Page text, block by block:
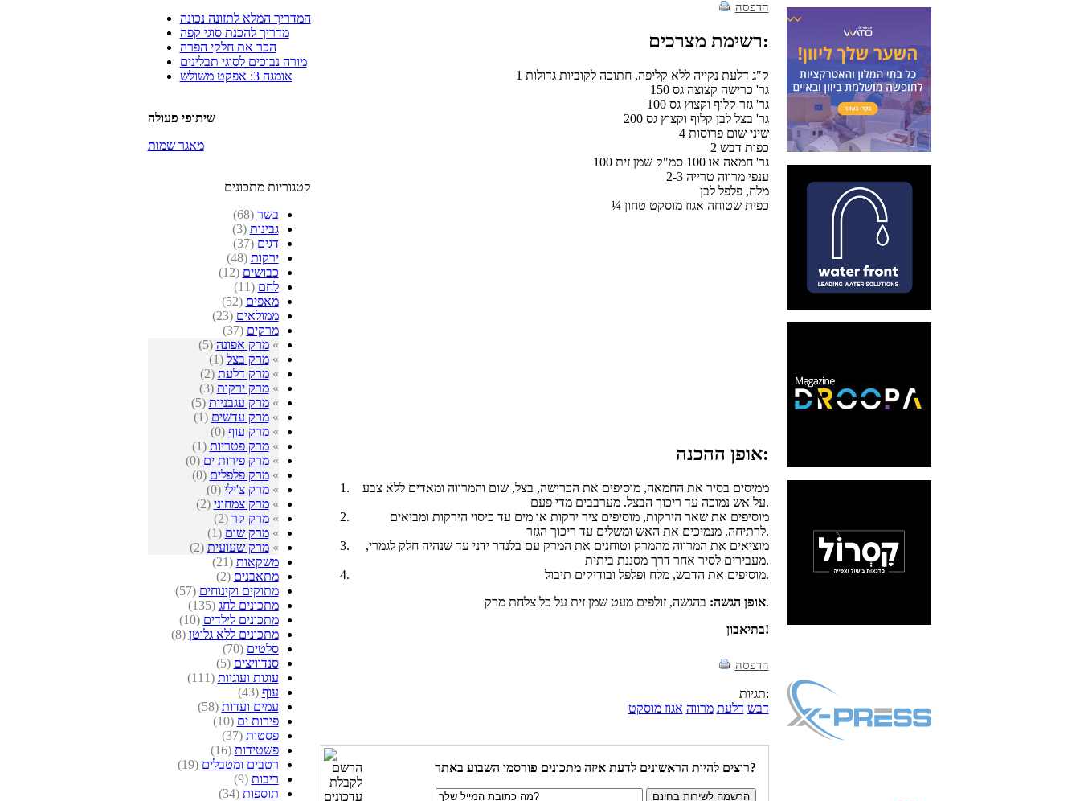
המדריך המלא לתזונה נכונה
מדריך להכנת סוגי קפה
הכר את חלקי הפרה
מורה נבוכים לסוגי תבלינים
אומגה 3: אפקט משולש
שיתופי פעולה
מאגר שמות
קטגוריות מתכונים
בשר (68)
גבינות (3)
דגים (37)
ירקות (48)
כבושים (12)
לחם (11)
מאפים (52)
ממולאים (23)
מרקים (37)
»מרק אפונה (5)
»מרק בצל (1)
»מרק דלעת (2)
»מרק ירקות (3)
»מרק עגבניות (5)
»מרק עדשים (1)
»מרק עוף (0)
»מרק פטריות (1)
»מרק פירות ים (0)
»מרק פלפלים (0)
»מרק צ'ילי (0)
»מרק צמחוני (2)
»מרק קר (2)
»מרק שום (1)
»מרק שעועית (2)
משקאות (21)
מתאבנים (2)
מתוקים וקינוחים (57)
מתכונים לחג (135)
מתכונים לילדים (10)
מתכונים ללא גלוטן (8)
סלטים (70)
סנדוויצים (5)
עוגות ועוגיות (111)
עוף (43)
עמים ועדות (58)
פירות ים (10)
פסטות (37)
פשטידות (16)
רטבים ומטבלים (19)
ריבות (9)
תוספות (34)
הדפסה
רשימת מצרכים:
1 ק"ג דלעת נקייה ללא קליפה, חתוכה לקוביות גדולות
150 גר' כרישה קצוצה גס
100 גר' גזר קלוף וקצוץ גס
200 גר' בצל לבן קלוף וקצוץ גס
4 שיני שום פרוסות
2 כפות דבש
100 גר' חמאה או 100 סמ"ק שמן זית
2-3 ענפי מרווה טרייה
מלח, פלפל לבן
¼ כפית שטוחה אגוז מוסקט טחון
אופן ההכנה:
ממיסים בסיר את החמאה, מוסיפים את הכרישה, בצל, שום והמרווה ומאדים ללא צבע
על אש נמוכה עד ריכוך הבצל. מערבבים מדי פעם.
מוסיפים את שאר הירקות, מוסיפים ציר ירקות או מים עד כיסוי הירקות ומביאים
לרתיחה. מנמיכים את האש ומשלים עד ריכוך הגזר.
מוציאים את המרווה מהמרק וטוחנים את המרק עם בלנדר ידני עד שנהיה חלק לגמרי,
מעבירים לסיר אחר דרך מסננת ביתית.
מוסיפים את הדבש, מלח ופלפל ובודיקים תיבול.
אופן הגשה:בהגשה, זולפים מעט שמן זית על כל צלחת מרק.
בתיאבון!
הדפסה
תגיות:
דבש דלעת מרווה אגוז מוסקט
רוצים להיות הראשונים לדעת איזה מתכונים פורסמו השבוע באתר?